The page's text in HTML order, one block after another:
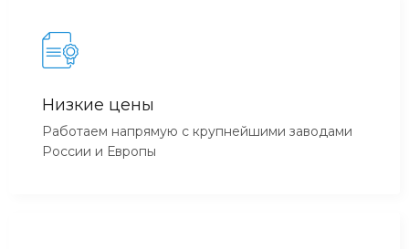
Низкие цены
Работаем напрямую с крупнейшими заводами
России и Европы